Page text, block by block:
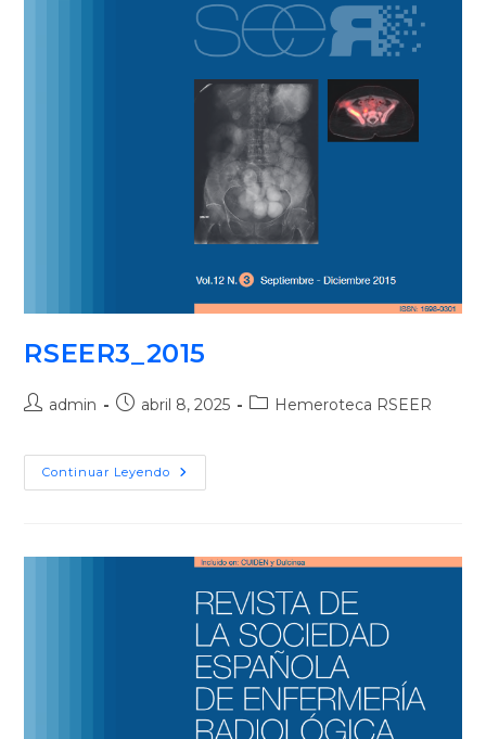
RSEER3_2015
admin abril 8, 2025 Hemeroteca RSEER
Continuar Leyendo